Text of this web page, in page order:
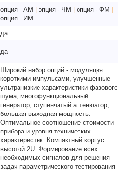
опция - АМ опция - ЧМ опция - ФМ
опция - ИМ
да
да
Широкий набор опций - модуляция
короткими импульсами, улучшенные
ультранизкие характеристики фазового
шума, многофункциональный
генератор, ступенчатый аттенюатор,
большая выходная мощность.
Оптимальное соотношение стоимости
прибора и уровня технических
характеристик. Компактный корпус
высотой 2U. Формирование всех
необходимых сигналов для решения
задач параметрического тестирования